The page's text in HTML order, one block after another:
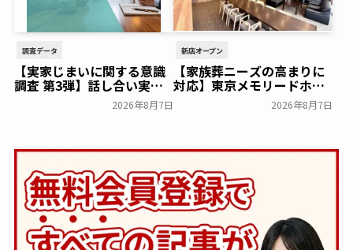
調査データ
【実家じまいに関する意識
調査 第3弾】話し合い実施
率は29.5％で前回から低
下。「大相続時代」でも家
2026年8月7日
新店オープン
【家族葬ニーズの高まりに
対応】東京メモリードホー
ルに貸切型家族葬空間『第
８ホール～Living～』オー
2026年8月7日